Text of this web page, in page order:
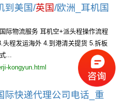
到美国/英国/欧洲_耳机国
际物流服务 耳机空+派头程操作流程
程发运海外 4.到港清关提货 5.拆板
...
kongyun.html
际快递代理公司电话_重